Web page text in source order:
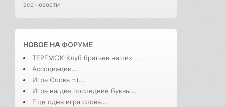
все новости
НОВОЕ НАФОРУМЕ
ТЕРЕМОК-Клуб братьев наших ...
Ассоциации...
Игра Слова =)...
Игра на две последние буквы...
Еще одна игра слова...